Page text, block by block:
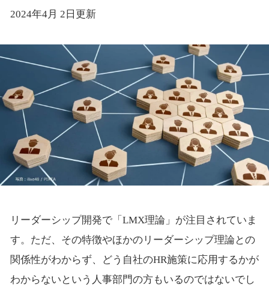
2024年4月 2日更新
リーダーシップ開発で「LMX理論」が注目されていま
す。ただ、その特徴やほかのリーダーシップ理論との
関係性がわからず、どう自社のHR施策に応用するかが
わからないという人事部門の方もいるのではないでし